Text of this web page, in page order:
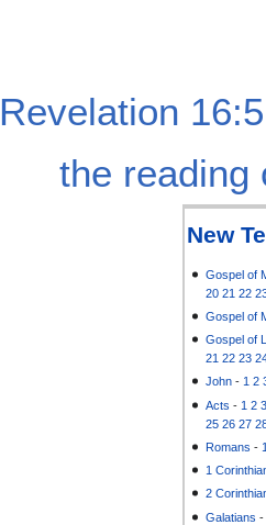
Revelation
the reading
New
Gospel of
20 21 22
Gospel of
Gospel of
21 22 23
John -1 2
Acts - 1 2
25 26 27
Romans -
1
2
Galatians